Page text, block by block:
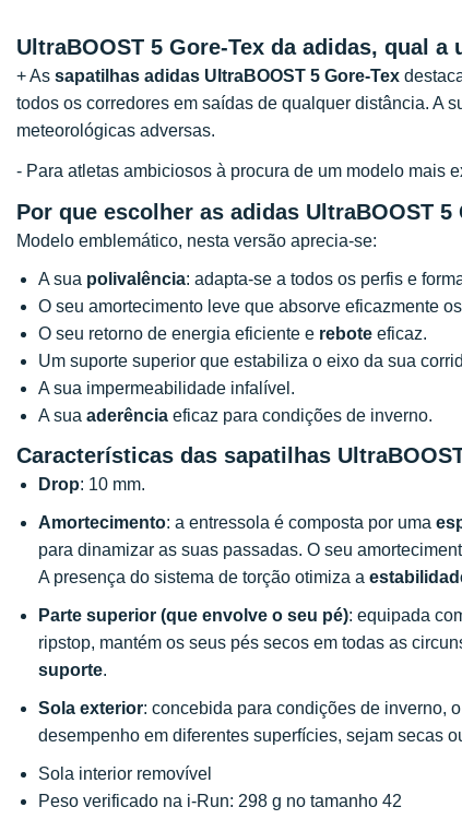
UltraBOOST 5 Gore-Tex da adidas, qual a
+ As sapatilhas adidas UltraBOOST 5 Gore-Tex
todos os corredores em saídas de qualquer distância. A
meteorológicas adversas.
- Para atletas ambiciosos à procura de um modelo mais
Por que escolher as adidas UltraBOOST 5
Modelo emblemático, nesta versão aprecia-se:
A sua polivalência: adapta-se a todos os perfis e
O seu amortecimento leve que absorve eficazmente
O seu retorno de energia eficiente e rebote eficaz.
Um suporte superior que estabiliza o eixo da sua
A sua impermeabilidade infalível.
A sua aderência eficaz para condições de inverno.
Características das sapatilhas
Drop: 10 mm.
Amortecimento: a entressola é composta por uma
para dinamizar as suas passadas. O seu
A presença do sistema de torção otimiza a
Parte superior (que envolve o seu pé): equipada
ripstop, mantém os seus pés secos em todas as
suporte.
Sola exterior: concebida para condições de inverno,
desempenho em diferentes superfícies, sejam secas
Sola interior removível
Peso verificado na i-Run: 298 g no tamanho 42